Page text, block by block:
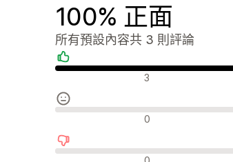
100% 正面
所有預設內容共 3 則評論
正面評論 3
中立評論 0
負面評論